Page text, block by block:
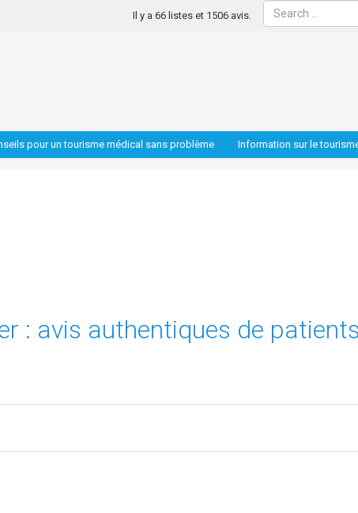
Il y a 66 listes et 1506 avis.
pour un tourisme médical sans problème Information sur le
: avis authentiques de patients